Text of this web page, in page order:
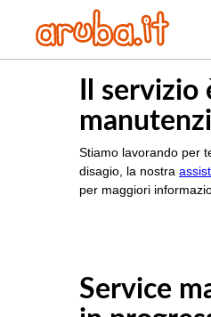
Il servizio
Stiamo lavorando per
disagio, la nostra
per maggiori
Service